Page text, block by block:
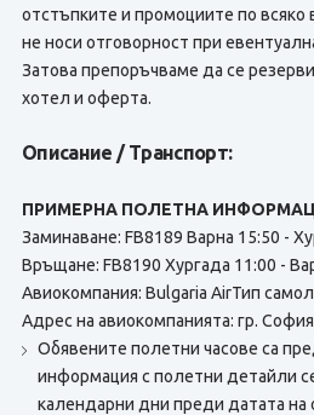
отстъпките и промоциите по всяко
не носи отговорност при
Затова препоръчваме да се
хотел и оферта.
Описание / Транспорт:
ПРИМЕРНА ПОЛЕТНА
Заминаване: FB8189 Варна 15:50 -
Връщане: FB8190 Хургада 11:00 -
Авиокомпания: Bulgaria AirТип
Адрес на авиокомпанията: гр.
Обявените полетни часове са
информация с полетни детайли
календарни дни преди датата на